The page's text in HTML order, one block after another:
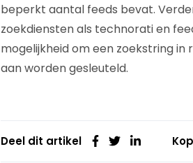
beperkt aantal feeds bevat.
zoekdiensten als technorati en
mogelijkheid om een zoekstring
aan worden gesleuteld.
Deel dit artikel